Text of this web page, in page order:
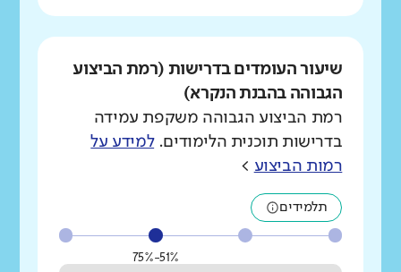
שיעור העומדים בדרישות (רמת הביצוע
הגבוהה בהבנת הנקרא)
רמת הביצוע הגבוהה משקפת עמידה
בדרישות תוכנית הלימודים.למידע על
רמות הביצוע >
תלמידים
51%-75%